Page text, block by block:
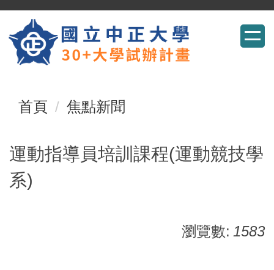
到
主
區
首頁 焦點新聞
運動指導員培訓課程(運動競技學
系)
瀏覽數: 1583